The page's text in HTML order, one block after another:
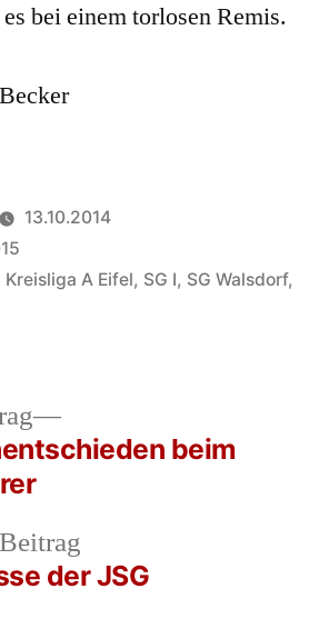
bei einem torlosen Remis.
13.10.2014
Kreisliga A Eifel, SG I, SG Walsdorf,
Beitrag:
der JSG
Nächster
Beitrag:
beim